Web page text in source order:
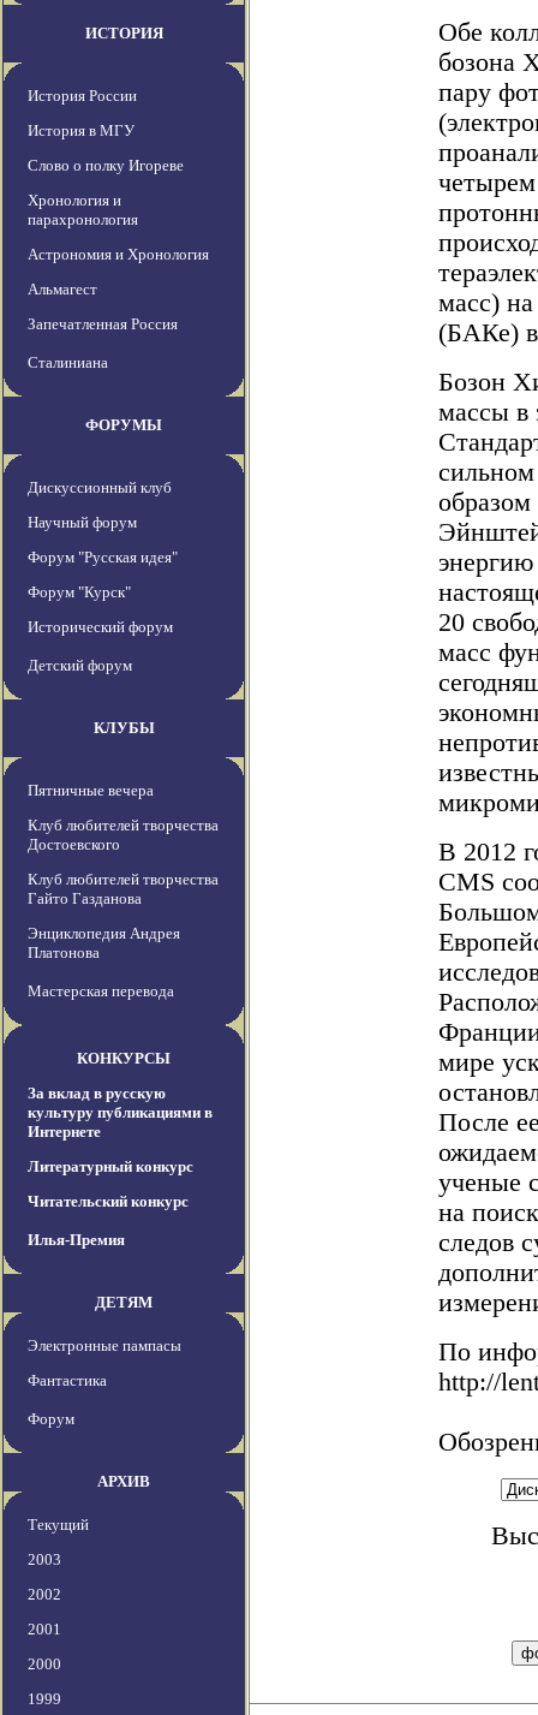
ИСТОРИЯ
История России
История в МГУ
Слово о полку Игореве
Хронология и
парахронология
Астрономия и Хронология
Альмагест
Запечатленная Россия
Сталиниана
ФОРУМЫ
Дискуссионный клуб
Научный форум
Форум "Русская идея"
Форум "Курск"
Исторический форум
Детский форум
КЛУБЫ
Пятничные вечера
Клуб любителей творчества
Достоевского
Клуб любителей творчества
Гайто Газданова
Энциклопедия Андрея
Платонова
Мастерская перевода
КОНКУРСЫ
За вклад в русскую
культуру публикациями в
Интернете
Литературный конкурс
Читательский конкурс
Илья-Премия
ДЕТЯМ
Электронные пампасы
Фантастика
Форум
АРХИВ
Текущий
2003
2002
2001
2000
1999
Обе
бозона
пару
масс)
(БАКе) в
Бозон
массы в
образом
20
масс
В 2012
CMS
мире
После
ученые
на
следов
По
http://